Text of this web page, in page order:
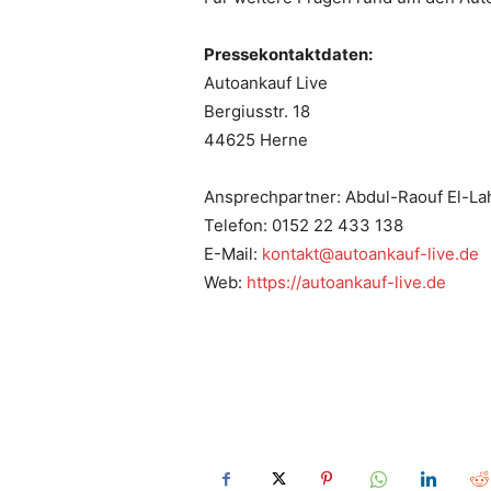
Pressekontaktdaten:
Autoankauf Live
Bergiusstr. 18
44625 Herne
Ansprechpartner: Abdul-Raouf El-
Telefon: 0152 22 433 138
E-Mail: kontakt@autoankauf-live.de
Web: https://autoankauf-live.de